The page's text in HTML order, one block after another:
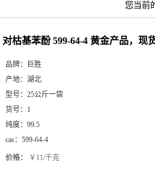
您当前
对枯基苯酚 599-64-4 黄金产品，现
品牌：
巨胜
产地： 湖北
型号： 25公斤一袋
货号： 1
纯度： 99.5
cas： 599-64-4
价格： ￥11/千克